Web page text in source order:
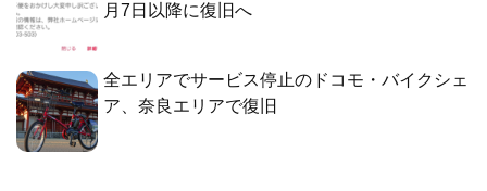
月7日以降に復旧へ
全エリアでサービス停止のドコモ・バイクシェ
ア、奈良エリアで復旧